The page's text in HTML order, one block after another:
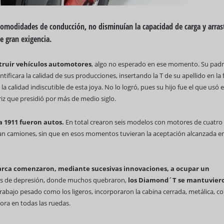
de conducción, no disminuían la capacidad de carga y
gran exigencia.
vehículos automotores, algo no esperado en ese momento. Su
la calidad de sus producciones, insertando la T de su apellido en la
calidad indiscutible de esta joya. No lo logró, pues su hijo fue el que usó
que presidió por más de medio siglo.
1911 fueron autos. En total crearon seis modelos con motores de cuatro
camiones, sin que en esos momentos tuvieran la aceptación alcanzada
comenzaron, mediante sucesivas innovaciones, a ocupar un
de depresión, donde muchos quebraron, los Diamond´T se
pesado como los ligeros, incorporaron la cabina cerrada, metálica,
en todas las ruedas.
69 Campeonato Mundial WCC